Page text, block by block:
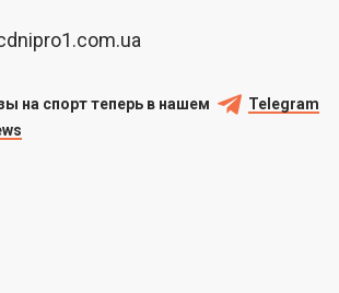
на спорт теперь в нашем
Telegram